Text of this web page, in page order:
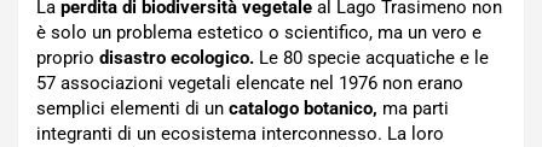
La perdita di biodiversità vegetale al Lago Trasimeno non
è solo un problema estetico o scientifico, ma un vero e
proprio disastro ecologico. Le 80 specie acquatiche e le
57 associazioni vegetali elencate nel 1976 non erano
semplici elementi di un catalogo botanico, ma parti
integranti di un ecosistema interconnesso. La loro